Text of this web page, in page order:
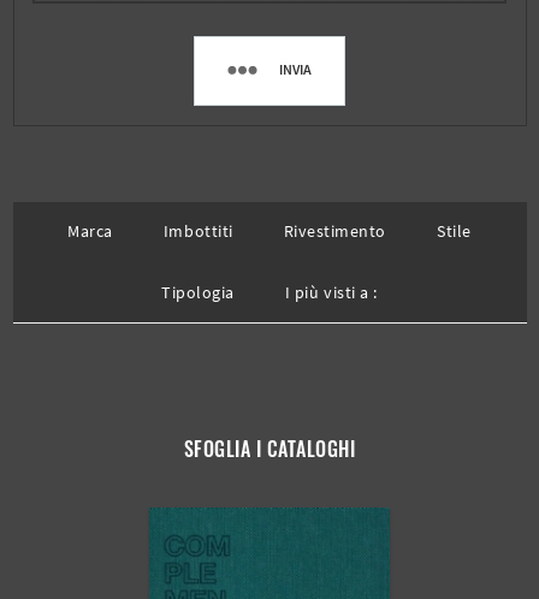
INVIA
Marca Imbottiti Rivestimento Stile
Tipologia I più visti a :
SFOGLIA I CATALOGHI